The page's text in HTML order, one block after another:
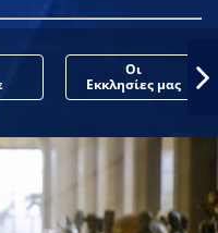
Οι
Εκκλησίες μας